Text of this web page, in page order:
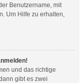
Benutzername, mit
Um Hilfe zu erhalten,
und das richtige
gibt es zwei